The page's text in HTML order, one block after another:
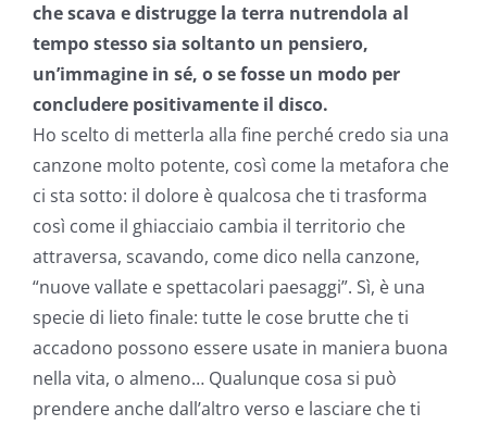
che scava e distrugge la terra nutrendola al
tempo stessosia soltanto un pensiero,
un’immagine in sé, o se fosse un modo per
concludere positivamente il disco.
Ho scelto di metterla alla fine perché credo sia una
canzone molto potente, così come la metafora che
ci sta sotto: il dolore è qualcosa che ti trasforma
così come il ghiacciaio cambia il territorio che
attraversa, scavando, come dico nella canzone,
“nuove vallate e spettacolari paesaggi”. Sì, è una
specie di lieto finale: tutte le cose brutte che ti
accadono possono essere usate in maniera buona
nella vita, o almeno… Qualunque cosa si può
prendere anche dall’altro verso e lasciare che ti